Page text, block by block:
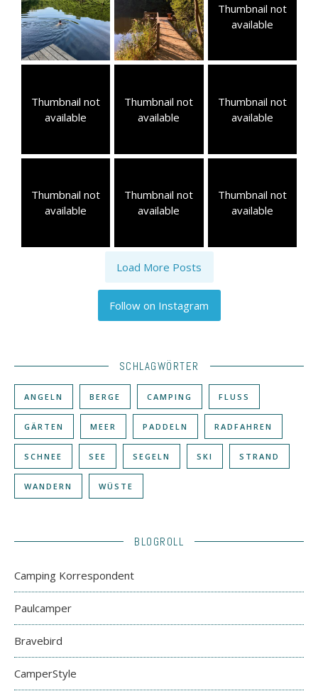
Thumbnail not
available
Thumbnail not
available
Thumbnail not
available
Thumbnail not
available
Thumbnail not
available
Thumbnail not
available
Thumbnail not
available
Load More Posts
Follow on Instagram
SCHLAGWÖRTER
ANGELN BERGE CAMPING FLUSS
GÄRTEN MEER PADDELN RADFAHREN
SCHNEE SEE SEGELN SKI STRAND
WANDERN WÜSTE
BLOGROLL
Camping Korrespondent
Paulcamper
Bravebird
CamperStyle